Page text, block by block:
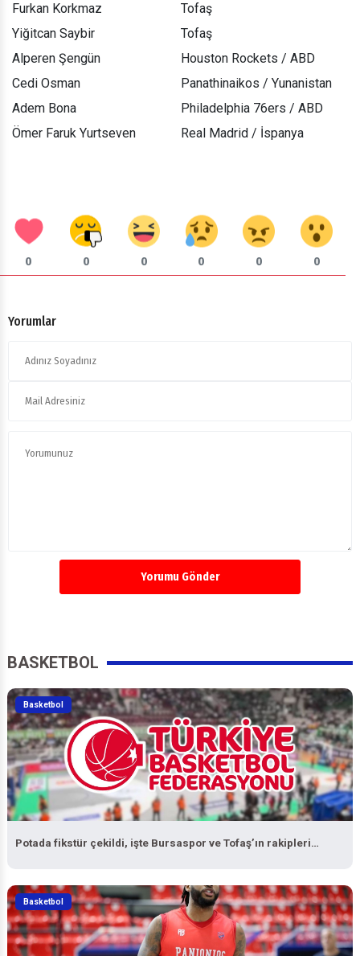
Furkan Korkmaz
Tofaş
Yiğitcan Saybir
Tofaş
Alperen Şengün
Houston Rockets / ABD
Cedi Osman
Panathinaikos / Yunanistan
Adem Bona
Philadelphia 76ers / ABD
Ömer Faruk Yurtseven
Real Madrid / İspanya
0 0 0 0 0 0
Yorumlar
Yorumu Gönder
BASKETBOL
Basketbol
Potada fikstür çekildi, işte Bursaspor ve Tofaş’ın rakipleri…
Basketbol